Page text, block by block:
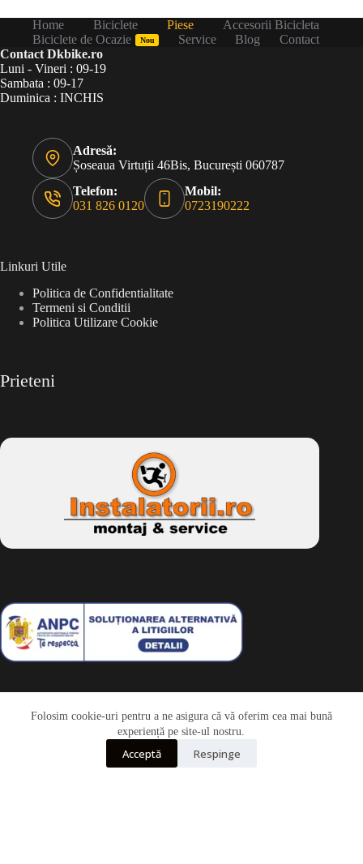
Folosim cookie-uri pentru a ne asigura că vă oferim cea mai bună
experiență pe site-ul nostru.
Acceptă Respinge
Home Biciclete Piese
Accesorii Bicicleta
Biciclete de Ocazie
Nou Service Blog
Contact
Contact Dkbike.ro
Luni - Vineri : 09-19
Sambata : 09-17
Duminica : INCHIS
Adresă:
Șoseaua Virtuții 46Bis, București 060787
Telefon:
031 826 0120
Mobil:
0723190222
Linkuri Utile
Politica de Confidentialitate
Termeni si Conditii
Politica Utilizare Cookie
Prieteni
Drepturi de autor © 2026 - Dkbike.ropowered by